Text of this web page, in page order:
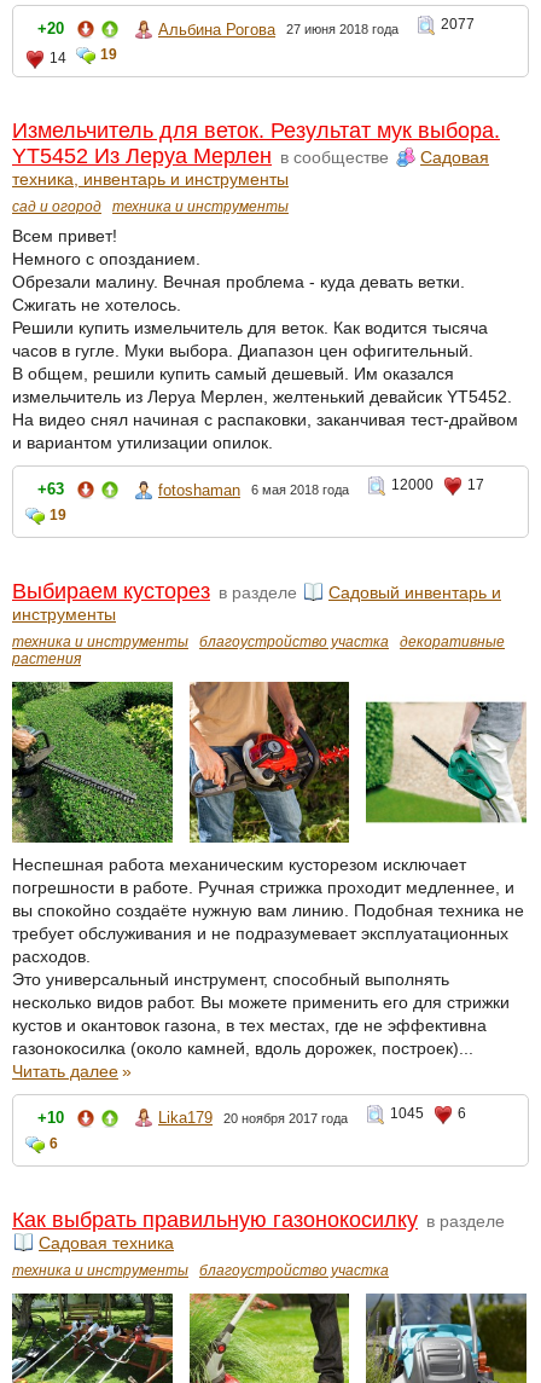
+20 Альбина Рогова 27 июня 2018 года
2077
14
19
Измельчитель для веток. Результат мук выбора.
YT5452 Из Леруа Мерлен в сообществе
Садовая
техника, инвентарь и инструменты
сад и огород техника и инструменты
Всем привет!
Немного с опозданием.
Обрезали малину. Вечная проблема - куда девать ветки.
Сжигать не хотелось.
Решили купить измельчитель для веток. Как водится тысяча
часов в гугле. Муки выбора. Диапазон цен офигительный.
В общем, решили купить самый дешевый. Им оказался
измельчитель из Леруа Мерлен, желтенький девайсик YT5452.
На видео снял начиная с распаковки, заканчивая тест-драйвом
и вариантом утилизации опилок.
+63 fotoshaman 6 мая 2018 года 12000
17
19
Выбираем кусторез в разделе
Садовый инвентарь и
инструменты
техника и инструменты благоустройство участка
декоративные
растения
Неспешная работа механическим кусторезом исключает
погрешности в работе. Ручная стрижка проходит медленнее, и
вы спокойно создаёте нужную вам линию. Подобная техника не
требует обслуживания и не подразумевает эксплуатационных
расходов.
Это универсальный инструмент, способный выполнять
несколько видов работ. Вы можете применить его для стрижки
кустов и окантовок газона, в тех местах, где не эффективна
газонокосилка (около камней, вдоль дорожек, построек)...
Читать далее»
+10 Lika179 20 ноября 2017 года 1045
6
6
Как выбрать правильную газонокосилку в разделе
Садовая техника
техника и инструменты благоустройство участка